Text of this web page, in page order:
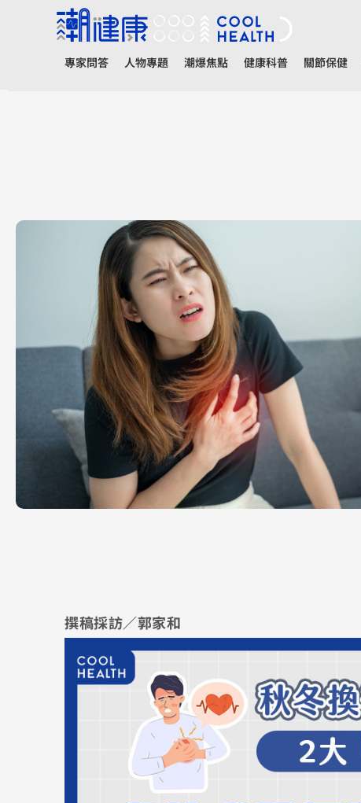
專家問答 人物專題 潮爆焦點 健康科普 關節保健
撰稿採訪／郭家和